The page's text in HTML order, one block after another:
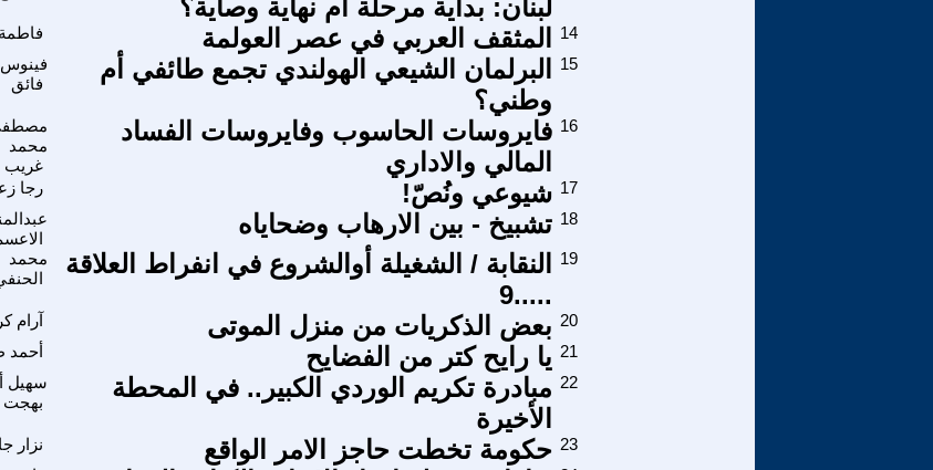
لبنان: بداية مرحلة أم نهاية وصاية؟
فاطمة المثقف العربي في عصر العولمة
14
فينوس
فائق
البرلمان الشيعي الهولندي تجمع طائفي أم
وطني؟
15
محمد
غريب
فايروسات الحاسوب وفايروسات الفساد
المالي والاداري
16
رجا شيوعي ونُصّ! 17
تشبيخ - بين الارهاب وضحاياه 18
محمد
النقابة / الشغيلة أوالشروع في انفراط العلاقة
.....9
19
آرام بعض الذكريات من منزل الموتى 20
أحمد يا رايح كتر من الفضايح 21
سهيل
بهجت
مبادرة تكريم الوردي الكبير.. في المحطة
الأخيرة
22
نزار حکومة تخطت حاجز الامر الواقع 23